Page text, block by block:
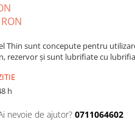
RON
Thin sunt concepute pentru
rezervor și sunt lubrifiate cu
h
nevoie de ajutor? 0711064602